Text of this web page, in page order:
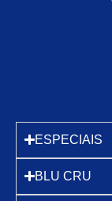
ESPECIAIS
BLU CRU